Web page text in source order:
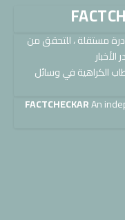
مستقلة ، للتحقق من
الكراهية في وسائل
FACTCHECKARAn